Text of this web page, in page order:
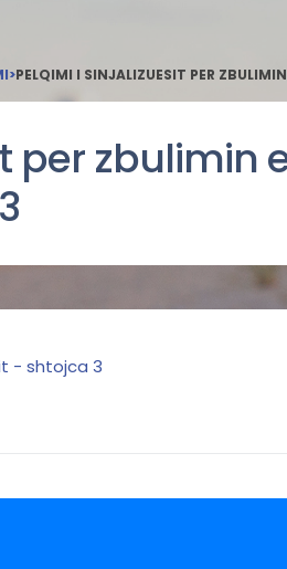
>PELQIMI I SINJALIZUESIT PER
per zbulimin
- shtojca 3